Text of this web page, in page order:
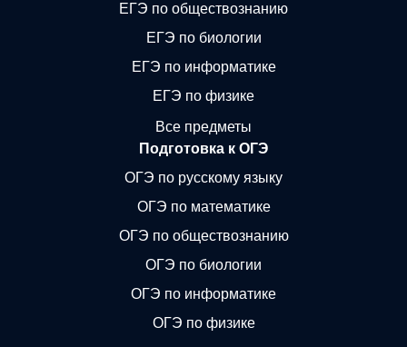
ЕГЭ по обществознанию
ЕГЭ по биологии
ЕГЭ по информатике
ЕГЭ по физике
Все предметы
Подготовка к ОГЭ
ОГЭ по русскому языку
ОГЭ по математике
ОГЭ по обществознанию
ОГЭ по биологии
ОГЭ по информатике
ОГЭ по физике